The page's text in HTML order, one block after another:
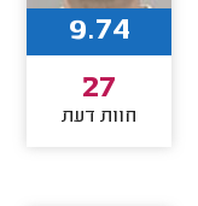
9.74
27
חוות דעת